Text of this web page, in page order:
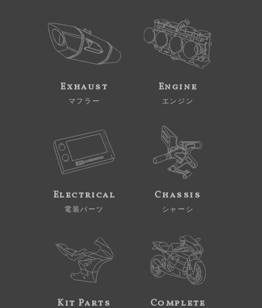
Exhaust
マフラー
Engine
エンジン
Electrical
電装パーツ
Chassis
シャーシ
Kit Parts Complete